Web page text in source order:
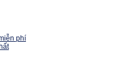
phí